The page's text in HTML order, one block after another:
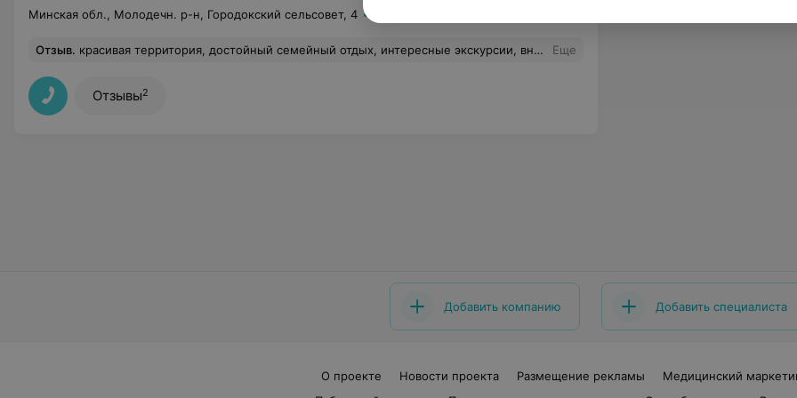
Минская обл., Молодечн. р-н, Городокский сельсовет, 4
Отзыв. красивая территория, достойный семейный отдых, интересные экскурсии, внимательное отношение персонала, хорошее питание и мед.обслуживание. Еще
Отзывы2
Добавить компанию Добавить специалиста
О проекте Новости проекта Размещение рекламы
Медицинский